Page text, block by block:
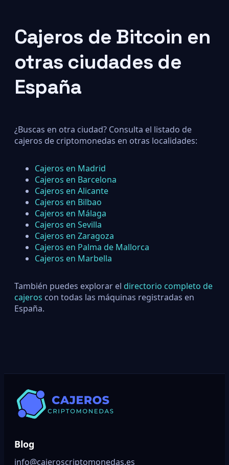
Cajeros de Bitcoin en
otras ciudades de
España
¿Buscas en otra ciudad? Consulta el listado de
cajeros de criptomonedas en otras localidades:
Cajeros en Madrid
Cajeros en Barcelona
Cajeros en Alicante
Cajeros en Bilbao
Cajeros en Málaga
Cajeros en Sevilla
Cajeros en Zaragoza
Cajeros en Palma de Mallorca
Cajeros en Marbella
También puedes explorar el directorio completo de
cajeros con todas las máquinas registradas en
España.
Blog
info@cajeroscriptomonedas.es